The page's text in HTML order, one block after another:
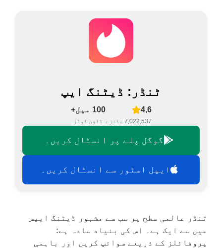
ٹنڈر: ڈیٹنگ ایپ
4,6
7,022,537 جائزے
100 میل+
ڈاؤن لوڈز
گوگل پلے پر انسٹال کریں۔
ایپل اسٹور سے انسٹال کریں۔
ٹنڈر عالمی سطح پر سب سے مشہور ڈیٹنگ ایپس
میں سے ایک ہے۔ اس کی بنیاد سادہ ہے:
پروفائلز کے ذریعے سوائپ کریں اور باہمی